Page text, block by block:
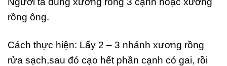
rồng ông.
Cách thực hiện: Lấy 2 – 3 nhánh xương rồng
rửa sạch,sau đó cạo hết phần cạnh có gai, rồi